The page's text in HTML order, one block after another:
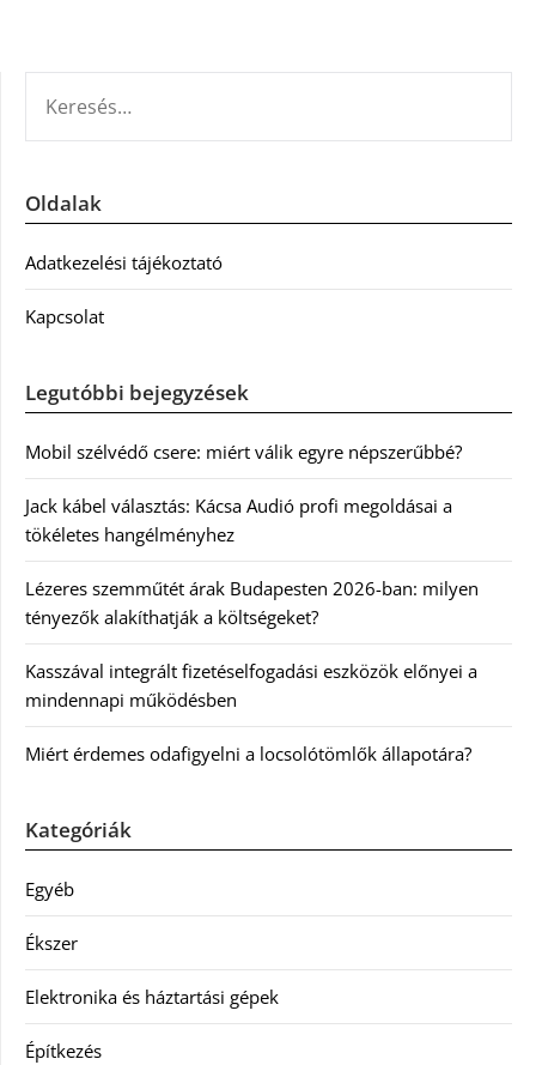
Oldalak
Adatkezelési tájékoztató
Kapcsolat
Legutóbbi bejegyzések
Mobil szélvédő csere: miért válik egyre népszerűbbé?
Jack kábel választás: Kácsa Audió profi megoldásai a
tökéletes hangélményhez
Lézeres szemműtét árak Budapesten 2026-ban: milyen
tényezők alakíthatják a költségeket?
Kasszával integrált fizetéselfogadási eszközök előnyei a
mindennapi működésben
Miért érdemes odafigyelni a locsolótömlők állapotára?
Kategóriák
Egyéb
Ékszer
Elektronika és háztartási gépek
Építkezés